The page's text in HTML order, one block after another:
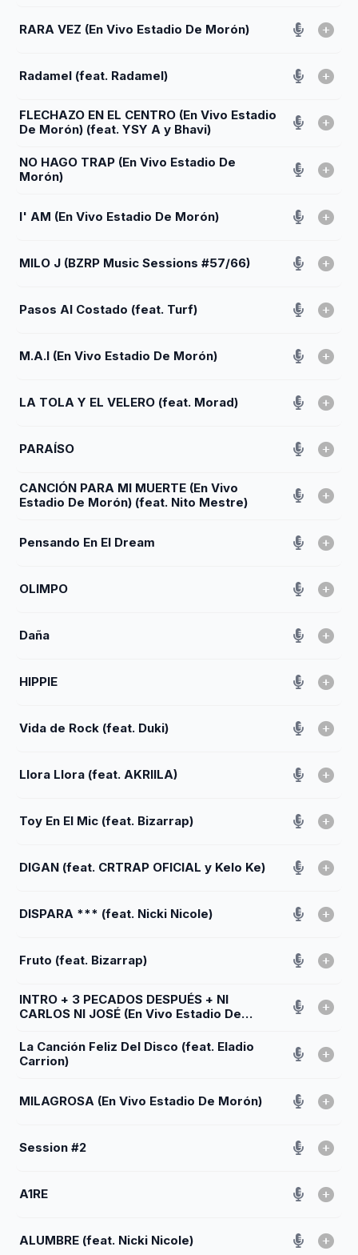
RARA VEZ (En Vivo Estadio De Morón)
Radamel (feat. Radamel)
FLECHAZO EN EL CENTRO (En Vivo Estadio
De Morón) (feat. YSY A y Bhavi)
NO HAGO TRAP (En Vivo Estadio De
Morón)
I' AM (En Vivo Estadio De Morón)
MILO J (BZRP Music Sessions #57/66)
Pasos Al Costado (feat. Turf)
M.A.I (En Vivo Estadio De Morón)
LA TOLA Y EL VELERO (feat. Morad)
PARAÍSO
CANCIÓN PARA MI MUERTE (En Vivo
Estadio De Morón) (feat. Nito Mestre)
Pensando En El Dream
OLIMPO
Daña
HIPPIE
Vida de Rock (feat. Duki)
Llora Llora (feat. AKRIILA)
Toy En El Mic (feat. Bizarrap)
DIGAN (feat. CRTRAP OFICIAL y Kelo Ke)
DISPARA *** (feat. Nicki Nicole)
Fruto (feat. Bizarrap)
INTRO + 3 PECADOS DESPUÉS + NI
CARLOS NI JOSÉ (En Vivo Estadio De
La Canción Feliz Del Disco (feat. Eladio
Carrion)
MILAGROSA (En Vivo Estadio De Morón)
Session #2
A1RE
ALUMBRE (feat. Nicki Nicole)